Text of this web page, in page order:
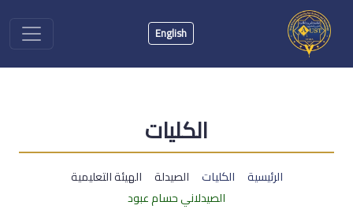
English
الكليات
الرئيسية الكليات الصيدلة
الهيئة التعليمية
الصيدلاني حسام عبود